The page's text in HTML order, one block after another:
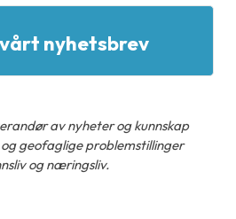
nyhetsbrev
av nyheter og kunnskap
geofaglige problemstillinger
og næringsliv.